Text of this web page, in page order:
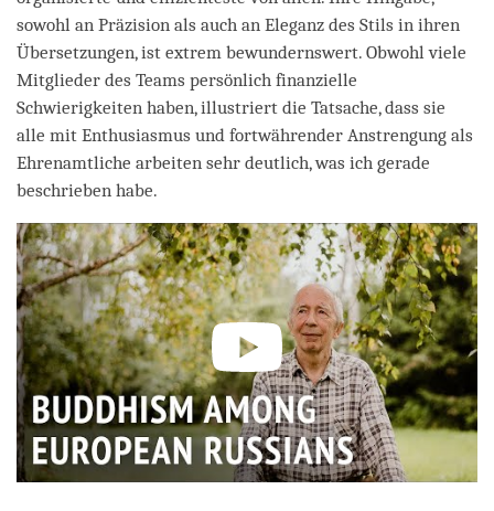
sowohl an Präzision als auch an Eleganz des Stils in ihren
Übersetzungen, ist extrem bewundernswert. Obwohl viele
Mitglieder des Teams persönlich finanzielle
Schwierigkeiten haben, illustriert die Tatsache, dass sie
alle mit Enthusiasmus und fortwährender Anstrengung als
Ehrenamtliche arbeiten sehr deutlich, was ich gerade
beschrieben habe.